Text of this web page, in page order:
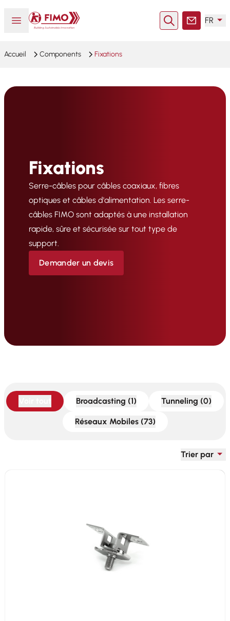
Ouvrir ou fermer le menu
Retour à l'accueil
Rechercher
Contact
FR
Accueil Components Fixations
Fixations
Serre-câbles pour câbles coaxiaux, fibres
optiques et câbles d'alimentation. Les serre-
câbles FIMO sont adaptés à une installation
rapide, sûre et sécurisée sur tout type de
support.
Demander un devis
Broadcasting (1) Tunneling (0)
Réseaux Mobiles (73)
Trier par